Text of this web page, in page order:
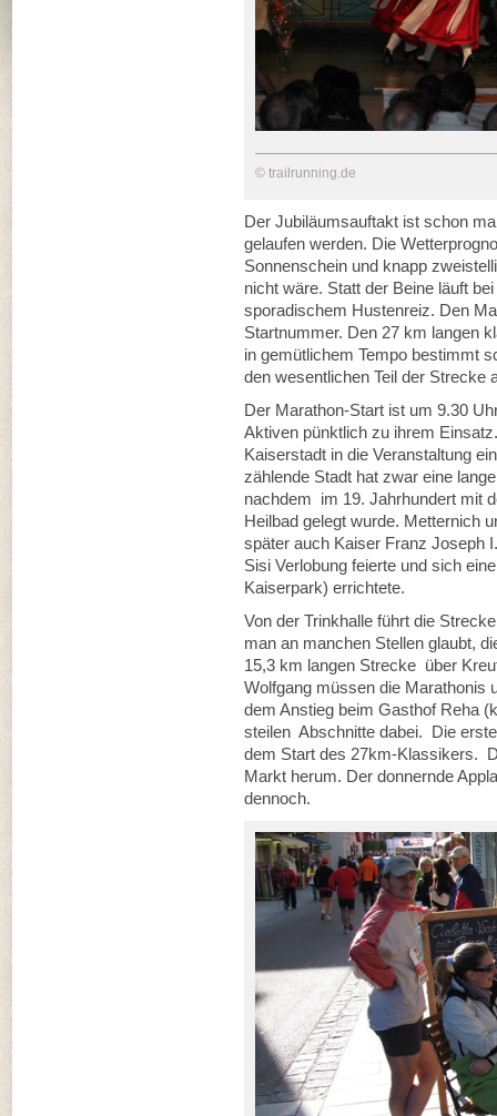
© trailrunning.de
Der Jubiläumsauftakt ist schon
gelaufen werden. Die
Sonnenschein und knapp
nicht wäre. Statt der Beine läuft
sporadischem Hustenreiz. Den
Startnummer. Den 27 km langen
in gemütlichem Tempo bestimmt
den wesentlichen Teil der Strecke
Der Marathon-Start ist um 9.30
Aktiven pünktlich zu ihrem
Kaiserstadt in die Veranstaltung
zählende Stadt hat zwar eine
nachdem im 19. Jahrhundert mit
Heilbad gelegt wurde. Metternich
später auch Kaiser Franz Joseph
Sisi Verlobung feierte und sich
Kaiserpark) errichtete.
Von der Trinkhalle führt die
man an manchen Stellen glaubt,
15,3 km langen Strecke über
Wolfgang müssen die Marathonis
dem Anstieg beim Gasthof Reha
steilen Abschnitte dabei. Die
dem Start des 27km-Klassikers.
Markt herum. Der donnernde
dennoch.